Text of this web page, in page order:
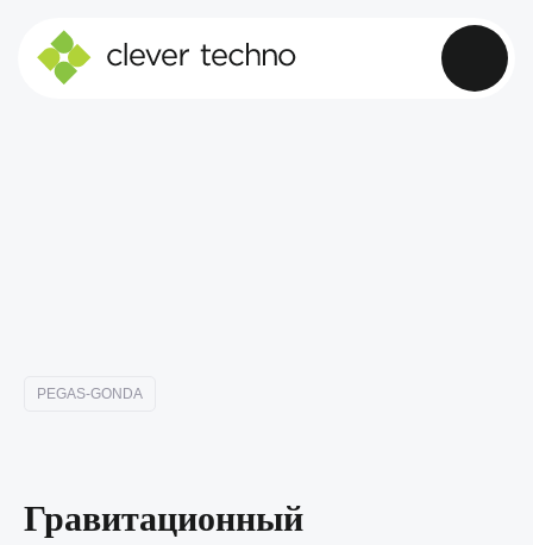
Гравитационный
PEGAS-GONDA